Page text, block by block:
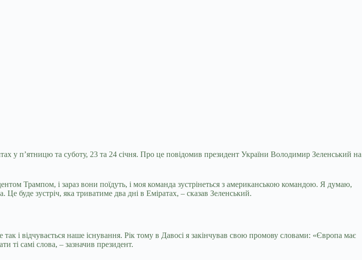
у п’ятницю та суботу, 23 та 24 січня. Про це повідомив президент України Володимир Зеленський на
Трампом, і зараз вони поїдуть, і моя команда зустрінеться з американською командою. Я думаю,
буде зустріч, яка триватиме два дні в Еміратах, – сказав Зеленський.
і відчувається наше існування. Рік тому в Давосі я закінчував свою промову словами: «Європа має
ті самі слова, – зазначив президент.